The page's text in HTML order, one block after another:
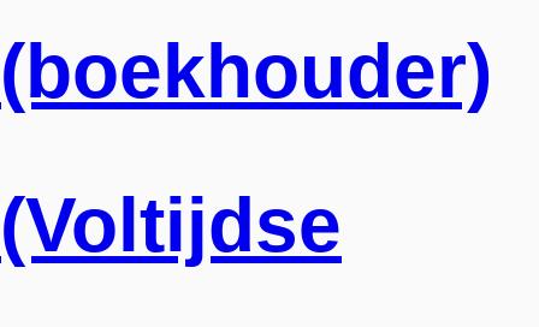
(boekhouder)
(Voltijdse